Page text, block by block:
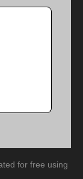
for free using